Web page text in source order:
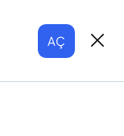
AÇ